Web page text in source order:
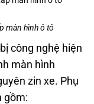
màn hình ô tô
công nghệ hiện
màn hình
zin xe. Phụ
gồm: